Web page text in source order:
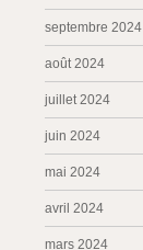
septembre 2024
août 2024
juillet 2024
juin 2024
mai 2024
avril 2024
mars 2024